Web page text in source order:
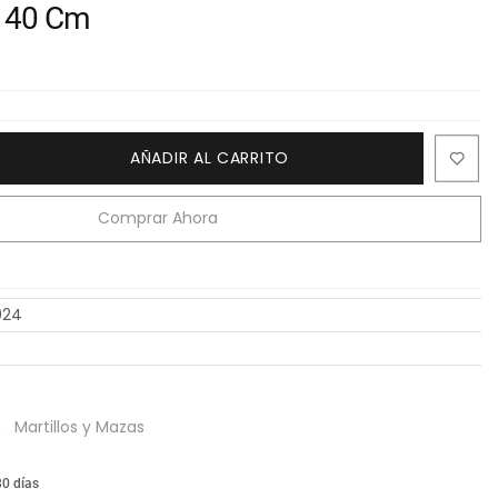
Cm
AÑADIR AL CARRITO
Comprar Ahora
Martillos y Mazas
días